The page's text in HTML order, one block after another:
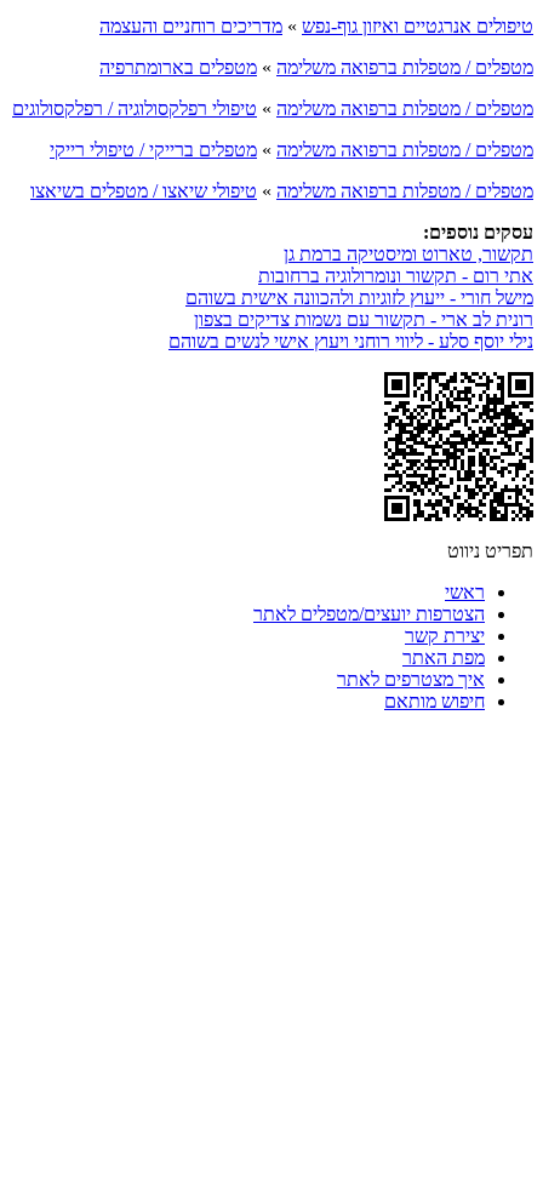
טיפולים אנרגטיים ואיזון גוף-נפש » מדריכים רוחניים והעצמה
מטפלים / מטפלות ברפואה משלימה » מטפלים בארומתרפיה
מטפלים / מטפלות ברפואה משלימה » טיפולי רפלקסולוגיה / רפלקסולוגים
מטפלים / מטפלות ברפואה משלימה » מטפלים ברייקי / טיפולי רייקי
מטפלים / מטפלות ברפואה משלימה » טיפולי שיאצו / מטפלים בשיאצו
עסקים נוספים:
תקשור, טארוט ומיסטיקה ברמת גן
אתי רום - תקשור ונומרולוגיה ברחובות
מישל חורי - ייעוץ לזוגיות ולהכוונה אישית בשוהם
רונית לב ארי - תקשור עם נשמות צדיקים בצפון
נילי יוסף סלע - ליווי רוחני ויעוץ אישי לנשים בשוהם
תפריט ניווט
ראשי
הצטרפות יועצים/מטפלים לאתר
יצירת קשר
מפת האתר
איך מצטרפים לאתר
חיפוש מותאם